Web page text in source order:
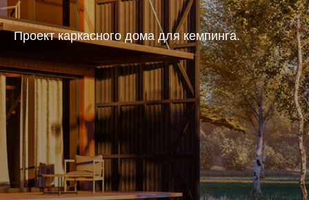
Проект каркасного дома для кемпинга.